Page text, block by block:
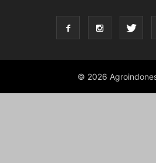
© 2026